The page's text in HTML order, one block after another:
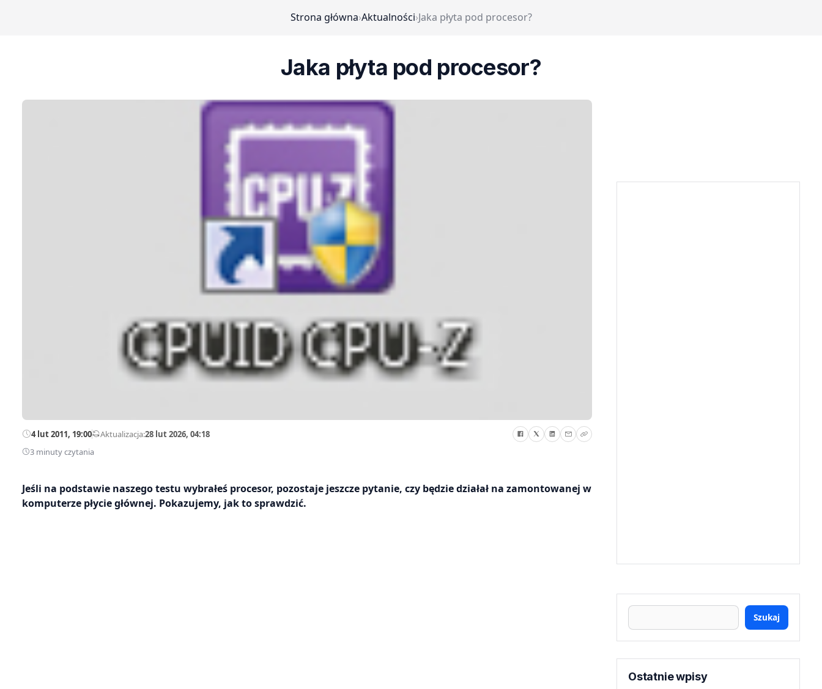
Strona główna›Aktualności›Jaka płyta pod procesor?
Jaka płyta pod procesor?
4 lut 2011, 19:00—Aktualizacja:28 lut 2026, 04:18
3 minuty czytania
Jeśli na podstawie naszego testu wybrałeś procesor, pozostaje jeszcze pytanie, czy będzie działał na zamontowanej w
komputerze płycie głównej. Pokazujemy, jak to sprawdzić.
Szukaj
Ostatnie wpisy